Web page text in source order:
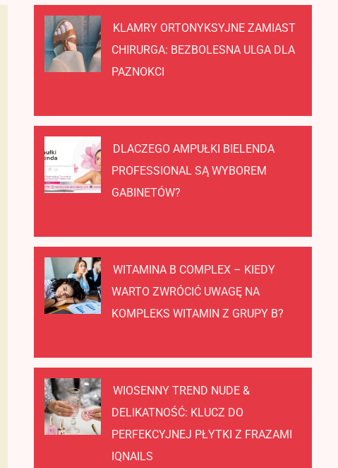
KLAMRY ORTONYKSYJNE ZAMIAST
CHIRURGA: BEZBOLESNA ULGA DLA
PAZNOKCI
DLACZEGO AMPUŁKI BIELENDA
PROFESSIONAL SĄ WYBOREM
GABINETÓW?
WITAMINA B COMPLEX – KIEDY
WARTO ZWRÓCIĆ UWAGĘ NA
KOMPLEKS WITAMIN Z GRUPY B?
WIOSENNY TREND NUDE &
DELIKATNOŚĆ: KLUCZ DO
PERFEKCYJNEJ PŁYTKI Z FRAZAMI
IQNAILS